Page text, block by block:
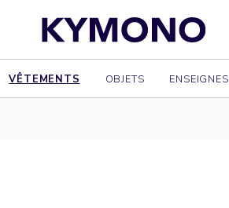
VÊTEMENTS OBJETS ENSEIGNES